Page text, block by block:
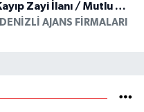
Kayıp Zayi İlanı / Mutlu Ajans / Denizli
DENIZLI AJANS FIRMALARI